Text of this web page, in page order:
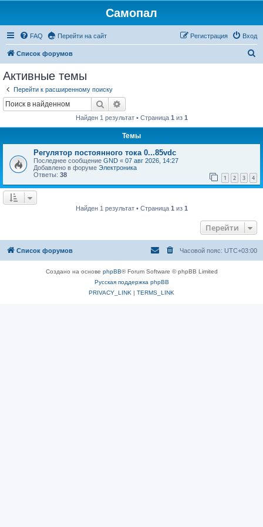
Самопал
FAQ Перейти на сайт Вход
Регистрация
Список форумов
Активные темы
Перейти к расширенному поиску
Поиск
Найден 1 результат • Страница 1 из 1
Темы
Регулятор постоянного тока 0...85vdc
Последнее сообщение GND « 07 авг 2026, 14:27
Добавлено в форуме Электроника
Ответы: 38 1 2 3 4
Найден 1 результат • Страница 1 из 1
Перейти
Список форумов Часовой пояс: UTC+03:00
Создано на основе phpBB® Forum Software © phpBB Limited
Русская поддержка phpBB
PRIVACY_LINK | TERMS_LINK